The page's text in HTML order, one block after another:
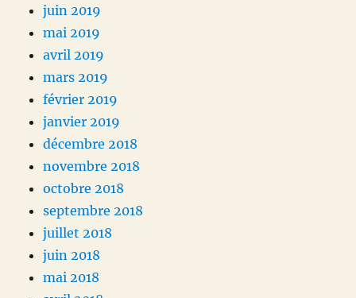
juin 2019
mai 2019
avril 2019
mars 2019
février 2019
janvier 2019
décembre 2018
novembre 2018
octobre 2018
septembre 2018
juillet 2018
juin 2018
mai 2018